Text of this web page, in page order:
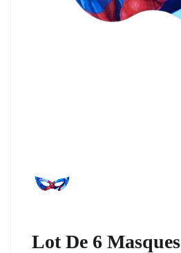
Lot De 6 Masques